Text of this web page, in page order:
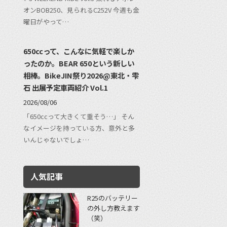
オンBOB250、見られるC252V 今週も金
曜日がやって…
650ccって、こんなに気軽で楽しか
ったのか。BEAR 650という新しい
相棒。BikeJIN祭り2026@東北・雫
石 出展予定車両紹介 Vol.1
2026/08/06
「650ccって大きくて重そう…」 そん
なイメージを持っている方、意外と多
いんじゃないでしょ…
人気記事
R25のバッテリー
の外し方教えます
（笑）